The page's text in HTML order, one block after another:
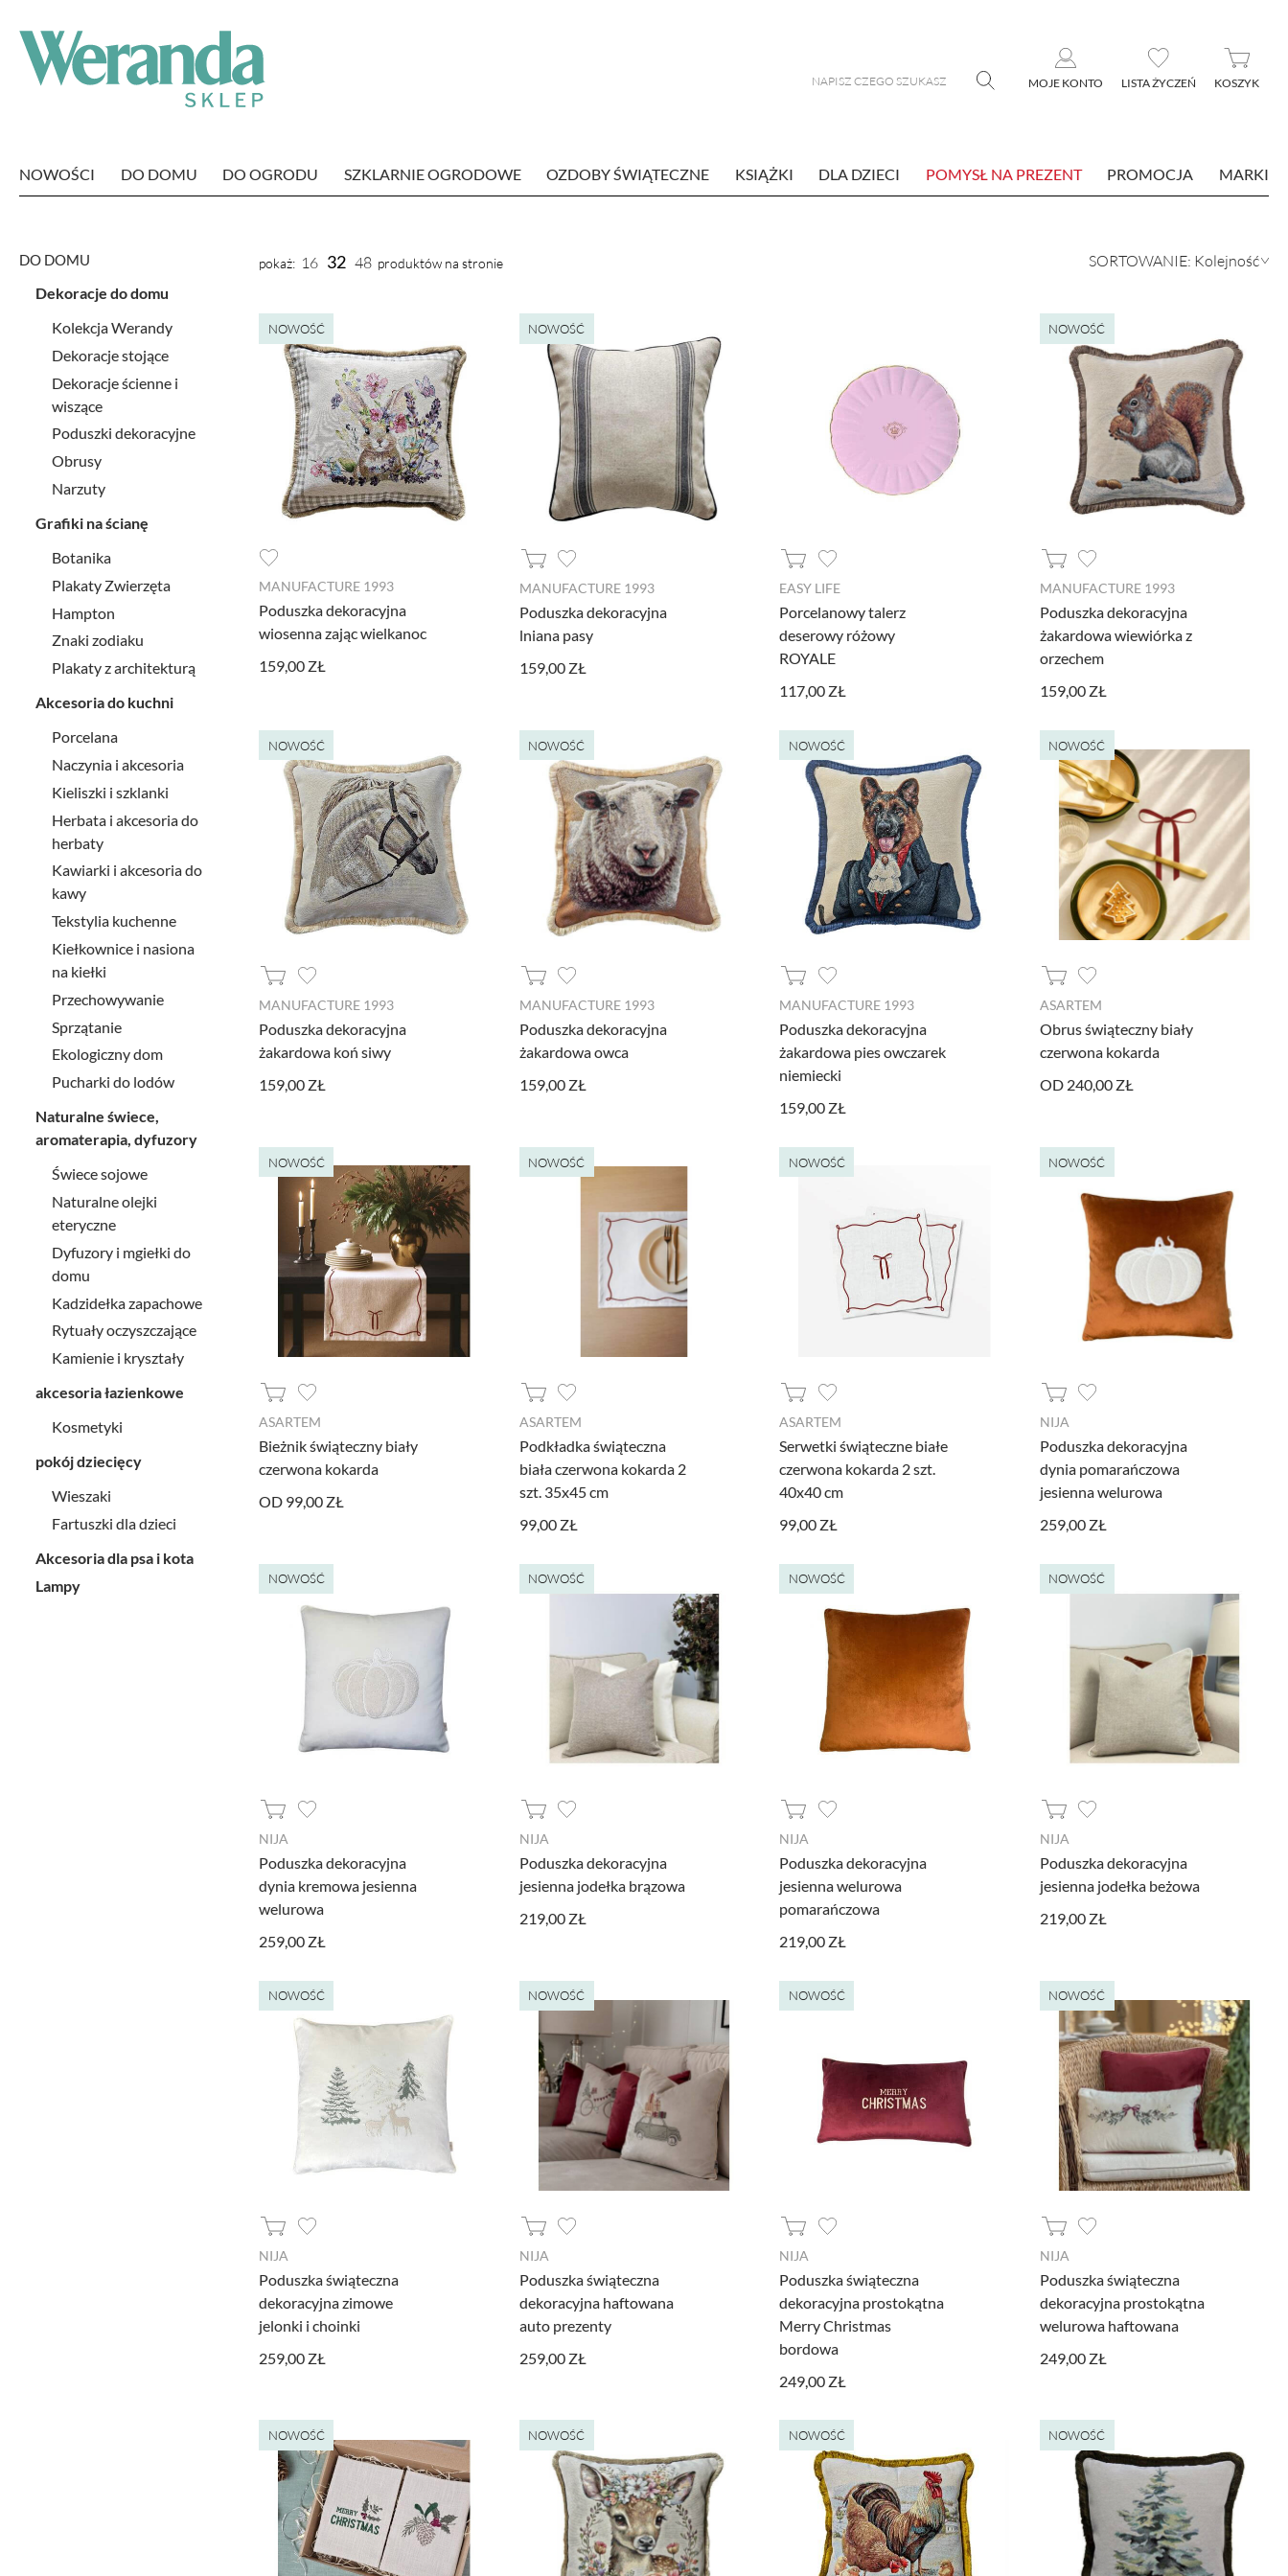
MOJE KONTO LISTA ŻYCZEŃ KOSZYK
NOWOŚCI DO DOMU DO OGRODU SZKLARNIE OGRODOWE OZDOBY ŚWIĄTECZNE KSIĄŻKI DLA DZIECI POMYSŁ NA PREZENT PROMOCJA MARKI
DO DOMU
Dekoracje do domu
Kolekcja Werandy
Dekoracje stojące
Dekoracje ścienne i
wiszące
Poduszki dekoracyjne
Obrusy
Narzuty
Grafiki na ścianę
Botanika
Plakaty Zwierzęta
Hampton
Znaki zodiaku
Plakaty z architekturą
Akcesoria do kuchni
Porcelana
Naczynia i akcesoria
Kieliszki i szklanki
Herbata i akcesoria do
herbaty
Kawiarki i akcesoria do
kawy
Tekstylia kuchenne
Kiełkownice i nasiona
na kiełki
Przechowywanie
Sprzątanie
Ekologiczny dom
Pucharki do lodów
Naturalne świece,
aromaterapia, dyfuzory
Świece sojowe
Naturalne olejki
eteryczne
Dyfuzory i mgiełki do
domu
Kadzidełka zapachowe
Rytuały oczyszczające
Kamienie i kryształy
akcesoria łazienkowe
Kosmetyki
pokój dziecięcy
Wieszaki
Fartuszki dla dzieci
Akcesoria dla psa i kota
Lampy
pokaż: 16 32 48 produktów na stronie
NOWOŚĆ
MANUFACTURE 1993
Poduszka dekoracyjna
wiosenna zając wielkanoc
159,00 ZŁ
NOWOŚĆ
MANUFACTURE 1993
Poduszka dekoracyjna
lniana pasy
159,00 ZŁ
EASY LIFE
Porcelanowy talerz
deserowy różowy
ROYALE
117,00 ZŁ
NOWOŚĆ
MANUFACTURE 1993
Poduszka dekoracyjna
żakardowa wiewiórka z
orzechem
159,00 ZŁ
NOWOŚĆ
MANUFACTURE 1993
Poduszka dekoracyjna
żakardowa koń siwy
159,00 ZŁ
NOWOŚĆ
MANUFACTURE 1993
Poduszka dekoracyjna
żakardowa owca
159,00 ZŁ
NOWOŚĆ
MANUFACTURE 1993
Poduszka dekoracyjna
żakardowa pies owczarek
niemiecki
159,00 ZŁ
NOWOŚĆ
ASARTEM
Obrus świąteczny biały
czerwona kokarda
OD 240,00 ZŁ
NOWOŚĆ
ASARTEM
Bieżnik świąteczny biały
czerwona kokarda
OD 99,00 ZŁ
NOWOŚĆ
ASARTEM
Podkładka świąteczna
biała czerwona kokarda 2
szt. 35x45 cm
99,00 ZŁ
NOWOŚĆ
ASARTEM
Serwetki świąteczne białe
czerwona kokarda 2 szt.
40x40 cm
99,00 ZŁ
NOWOŚĆ
NIJA
Poduszka dekoracyjna
dynia pomarańczowa
jesienna welurowa
259,00 ZŁ
NOWOŚĆ
NIJA
Poduszka dekoracyjna
dynia kremowa jesienna
welurowa
259,00 ZŁ
NOWOŚĆ
NIJA
Poduszka dekoracyjna
jesienna jodełka brązowa
219,00 ZŁ
NOWOŚĆ
NIJA
Poduszka dekoracyjna
jesienna welurowa
pomarańczowa
219,00 ZŁ
NOWOŚĆ
NIJA
Poduszka dekoracyjna
jesienna jodełka beżowa
219,00 ZŁ
NOWOŚĆ
NIJA
Poduszka świąteczna
dekoracyjna zimowe
jelonki i choinki
259,00 ZŁ
NOWOŚĆ
NIJA
Poduszka świąteczna
dekoracyjna haftowana
auto prezenty
259,00 ZŁ
NOWOŚĆ
NIJA
Poduszka świąteczna
dekoracyjna prostokątna
Merry Christmas
bordowa
249,00 ZŁ
NOWOŚĆ
NIJA
Poduszka świąteczna
dekoracyjna prostokątna
welurowa haftowana
249,00 ZŁ
NOWOŚĆ NOWOŚĆ NOWOŚĆ NOWOŚĆ
administratora tej strony oraz dostawców narzędzi zewnętrznych na zasadach opisanych szczegółowo w
Jeżeli chcesz zaakceptować wszystkie zastosowane na stronie pliki cookies, po prostu kliknij w przycisk poniżej.
AKCEPTUJĘ WSZYSTKIE
Aby dokonać bardziej zaawansowanych ustawień, skorzystaj z poniższych opcji.